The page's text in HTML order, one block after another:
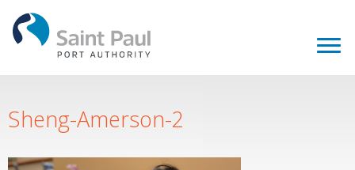
Sheng-Amerson-2